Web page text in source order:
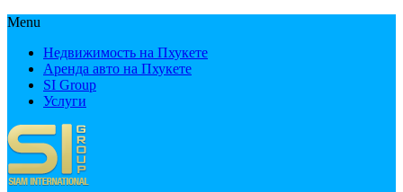
Menu
Недвижимость на Пхукете
Аренда авто на Пхукете
SI Group
Услуги